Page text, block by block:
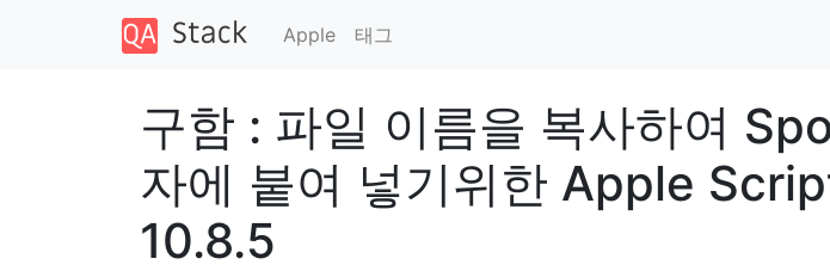
Apple 태그
구함 : 파일 이름을 복사하여
자에 붙여 넣기위한 Apple
10.8.5